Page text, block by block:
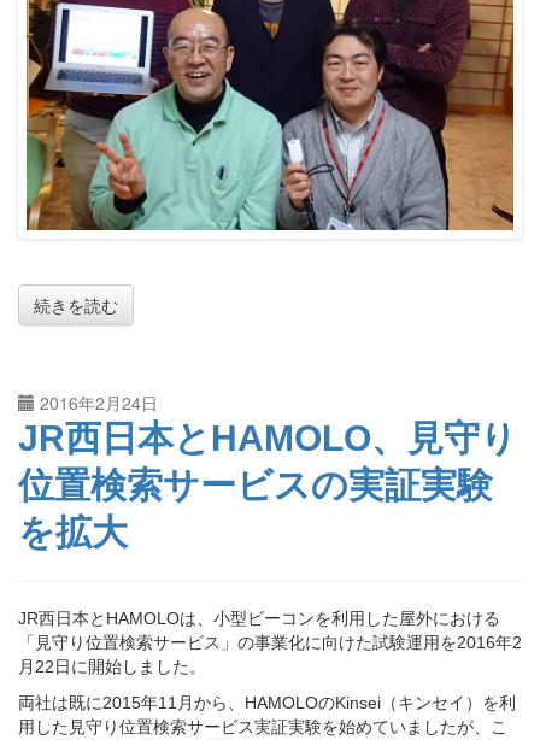
続きを読む
2016年2月24日
JR西日本とHAMOLO、見守り
位置検索サービスの実証実験
を拡大
JR西日本とHAMOLOは、小型ビーコンを利用した屋外における
「見守り位置検索サービス」の事業化に向けた試験運用を2016年2
月22日に開始しました。
両社は既に2015年11月から、HAMOLOのKinsei（キンセイ）を利
用した見守り位置検索サービス実証実験を始めていましたが、こ